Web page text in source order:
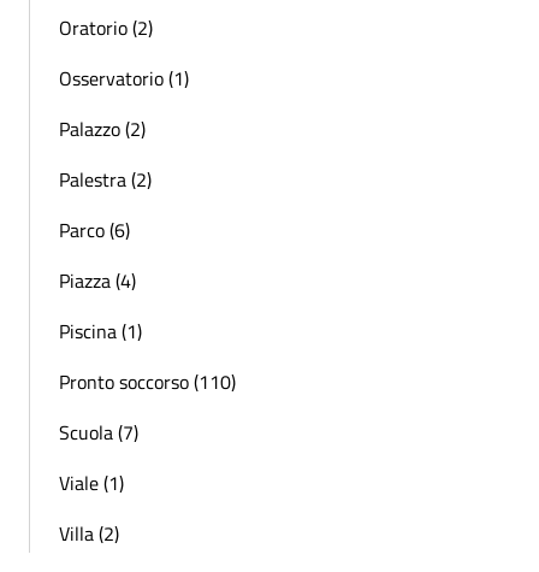
Oratorio (2)
Osservatorio (1)
Palazzo (2)
Palestra (2)
Parco (6)
Piazza (4)
Piscina (1)
Pronto soccorso (110)
Scuola (7)
Viale (1)
Villa (2)